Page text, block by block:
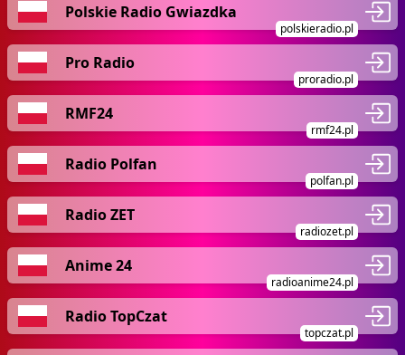
Polskie Radio Gwiazdka
polskieradio.pl
Pro Radio
proradio.pl
RMF24
rmf24.pl
Radio Polfan
polfan.pl
Radio ZET
radiozet.pl
Anime 24
radioanime24.pl
Radio TopCzat
topczat.pl